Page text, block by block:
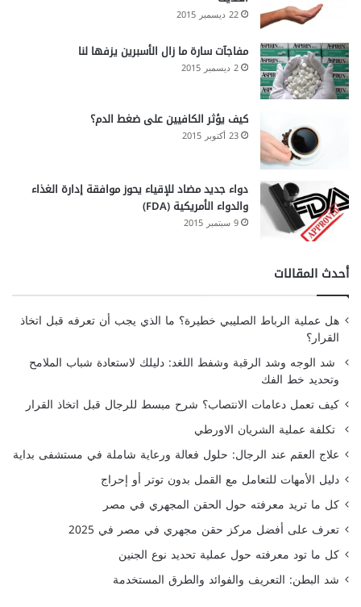
22 ديسمبر 2015
مفاجآت سارة ما زال الأسبرين يزفها لنا
2 ديسمبر 2015
كيف يؤثر الكافيين على ضغط الدم؟
23 أكتوبر 2015
دواء جديد مضاد للإقياء يحوز موافقة إدارة الغذاء
والدواء الأمريكية (FDA)
9 سبتمبر 2015
أحدث المقالات
هل عملية الرباط الصليبي خطيرة؟ ما الذي يجب أن تعرفه قبل اتخاذ
القرار؟
شد الوجه وشد الرقبة وشفط اللغد: دليلك لاستعادة شباب الملامح
وتحديد خط الفك
كيف تعمل دعامات الانتصاب؟ شرح مبسط للرجال قبل اتخاذ القرار
تكلفة عملية الشريان الاورطي
علاج العقم عند الرجال: حلول فعالة ورعاية شاملة في مستشفى بداية
دليل الأمهات للتعامل مع القمل بدون توتر أو إحراج
كل ما تريد معرفته حول الحقن المجهري في مصر
تعرف على أفضل مركز حقن مجهري في مصر في 2025
كل ما تود معرفته حول عملية تحديد نوع الجنين
شد البطن: التعريف والفوائد والطرق المستخدمة